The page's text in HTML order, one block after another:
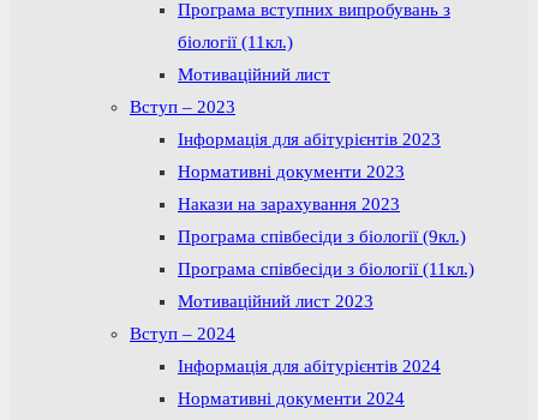
Програма вступних випробувань з
біології (11кл.)
Мотиваційний лист
Вступ – 2023
Інформація для абітурієнтів 2023
Нормативні документи 2023
Накази на зарахування 2023
Програма співбесіди з біології (9кл.)
Програма співбесіди з біології (11кл.)
Мотиваційний лист 2023
Вступ – 2024
Інформація для абітурієнтів 2024
Нормативні документи 2024